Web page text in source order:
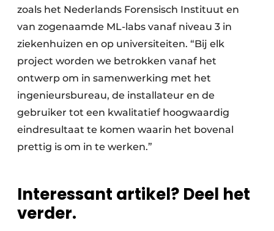
zoals het Nederlands Forensisch Instituut en
van zogenaamde ML-labs vanaf niveau 3 in
ziekenhuizen en op universiteiten. “Bij elk
project worden we betrokken vanaf het
ontwerp om in samenwerking met het
ingenieursbureau, de installateur en de
gebruiker tot een kwalitatief hoogwaardig
eindresultaat te komen waarin het bovenal
prettig is om in te werken.”
Interessant artikel? Deel het
verder.